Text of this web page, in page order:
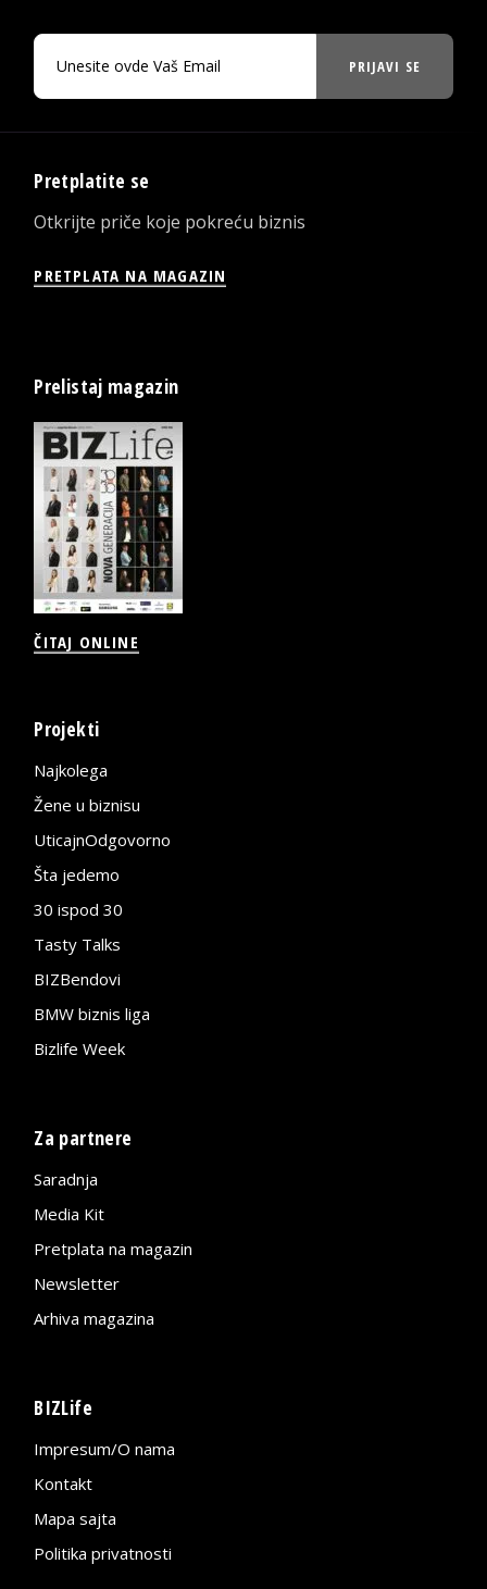
PRIJAVI SE
Pretplatite se
Otkrijte priče koje pokreću biznis
PRETPLATA NA MAGAZIN
Prelistaj magazin
ČITAJ ONLINE
Projekti
Najkolega
Žene u biznisu
UticajnOdgovorno
Šta jedemo
30 ispod 30
Tasty Talks
BIZBendovi
BMW biznis liga
Bizlife Week
Za partnere
Saradnja
Media Kit
Pretplata na magazin
Newsletter
Arhiva magazina
BIZLife
Impresum/O nama
Kontakt
Mapa sajta
Politika privatnosti